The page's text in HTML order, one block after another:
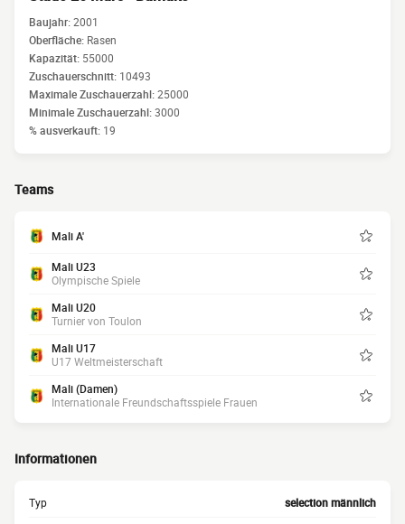
Baujahr:2001
Oberfläche: Rasen
Kapazität: 55000
Zuschauerschnitt: 10493
Maximale Zuschauerzahl:25000
Minimale Zuschauerzahl:3000
% ausverkauft: 19
Teams
Mali A'
Mali U23
Olympische Spiele
Mali U20
Turnier von Toulon
Mali U17
U17 Weltmeisterschaft
Mali (Damen)
Internationale Freundschaftsspiele Frauen
Informationen
Typ selection männlich